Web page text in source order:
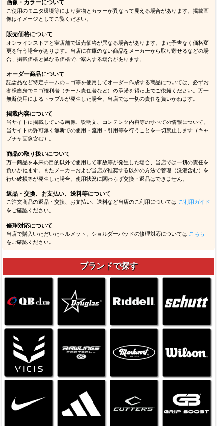
画像・カラーについて
ご使用のモニタ環境等により実物とカラーが異なって見える場合があります。掲載画
像はイメージとしてご覧ください。
販売価格について
オンラインストアと実店舗で販売価格が異なる場合があります。また予告なく価格変
更を行う場合があります。当店に在庫のない商品をメーカーから取り寄せるなどの場
合、掲載価格と異なる価格でご案内する場合があります。
オーダー商品について
記念品など特定チームのロゴ等を使用してオーダー作成する商品については、必ずお
客様自身でロゴ権利者（チーム責任者など）の承諾を得た上でご依頼ください。万一
無断使用によるトラブルが発生した場合、当店では一切の責任を負いかねます。
掲載内容について
当サイトに掲載している画像、説明文、コンテンツ内容等のすべての情報について、
当サイトの許可無く無断での使用・流用・引用等を行うことを一切禁止します（キャ
プチャ画像含む）。
商品の取り扱いについて
万一商品を本来の目的以外で使用して事故等が発生した場合、当店では一切の責任を
負いかねます。またメーカーおよび当店が推奨する以外の方法で管理（洗濯含む）を
行い破損等が発生した場合、使用状況に関わらず交換・返品はできません。
返品・交換、お支払い、送料等について
ご注文商品の返品・交換、お支払い、送料など当店のご利用については ご利用ガイド
をご確認ください。
修理対応について
当店で購入いただいたヘルメット、ショルダーパッドの修理対応については こちら
をご確認ください。
ブランドで探す